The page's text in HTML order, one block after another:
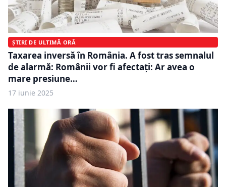
ȘTIRI DE ULTIMĂ ORĂ
Taxarea inversă în România. A fost tras semnalul
de alarmă: Românii vor fi afectați: Ar avea o
mare presiune…
17 iunie 2025